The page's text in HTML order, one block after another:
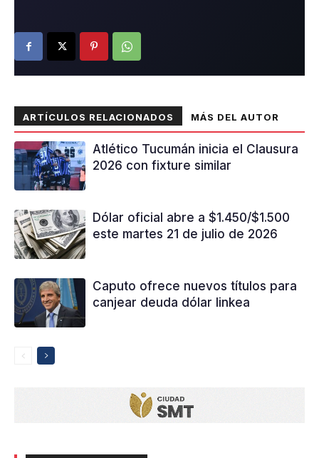
ARTÍCULOS RELACIONADOS MÁS DEL AUTOR
Atlético Tucumán inicia el Clausura
2026 con fixture similar
Dólar oficial abre a $1.450/$1.500
este martes 21 de julio de 2026
Caputo ofrece nuevos títulos para
canjear deuda dólar linkea